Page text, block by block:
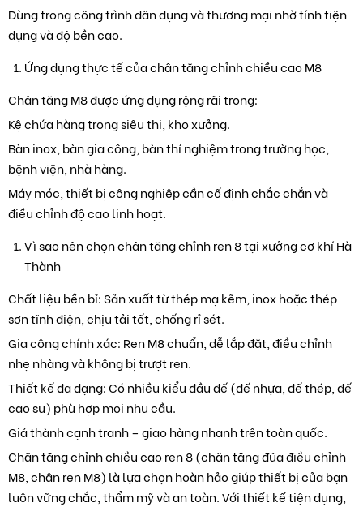
Dùng trong công trình dân dụng và thương mại nhờ tính tiện
dụng và độ bền cao.
Ứng dụng thực tế của chân tăng chỉnh chiều cao M8
Chân tăng M8 được ứng dụng rộng rãi trong:
Kệ chứa hàng trong siêu thị, kho xưởng.
Bàn inox, bàn gia công, bàn thí nghiệm trong trường học,
bệnh viện, nhà hàng.
Máy móc, thiết bị công nghiệp cần cố định chắc chắn và
điều chỉnh độ cao linh hoạt.
Vì sao nên chọn chân tăng chỉnh ren 8 tại xưởng cơ khí Hà
Thành
Chất liệu bền bỉ: Sản xuất từ thép mạ kẽm, inox hoặc thép
sơn tĩnh điện, chịu tải tốt, chống rỉ sét.
Gia công chính xác: Ren M8 chuẩn, dễ lắp đặt, điều chỉnh
nhẹ nhàng và không bị trượt ren.
Thiết kế đa dạng: Có nhiều kiểu đầu đế (đế nhựa, đế thép, đế
cao su) phù hợp mọi nhu cầu.
Giá thành cạnh tranh – giao hàng nhanh trên toàn quốc.
Chân tăng chỉnh chiều cao ren 8 (chân tăng đũa điều chỉnh
M8, chân ren M8) là lựa chọn hoàn hảo giúp thiết bị của bạn
luôn vững chắc, thẩm mỹ và an toàn. Với thiết kế tiện dụng,